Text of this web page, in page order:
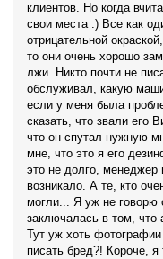
клиентов. Но когда
свои места :) Все как
отрицательной
то они очень хорошо
лжи. Никто почти не
обслуживал, какую
если у меня была
сказать, что звали его
что он спутал нужную
мне, что это я его
это не долго, менеджер
возникало. А те, кто
могли... Я уж не говорю
заключалась в том, что
Тут уж хоть
писать бред?! Короче,